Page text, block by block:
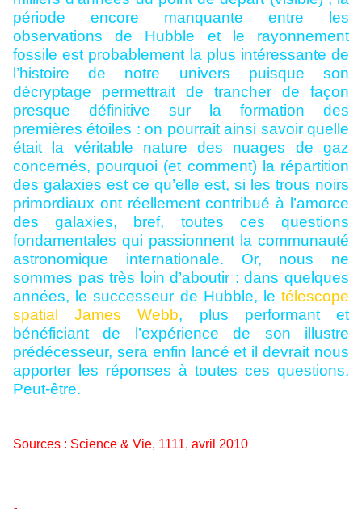
période encore manquante entre les
observations de Hubble et le rayonnement
fossile est probablement la plus intéressante de
l’histoire de notre univers puisque son
décryptage permettrait de trancher de façon
presque définitive sur la formation des
premières étoiles : on pourrait ainsi savoir quelle
était la véritable nature des nuages de gaz
concernés, pourquoi (et comment) la répartition
des galaxies est ce qu’elle est, si les trous noirs
primordiaux ont réellement contribué à l’amorce
des galaxies, bref, toutes ces questions
fondamentales qui passionnent la communauté
astronomique internationale. Or, nous ne
sommes pas très loin d’aboutir : dans quelques
années, le successeur de Hubble, le télescope
spatial James Webb, plus performant et
bénéficiant de l’expérience de son illustre
prédécesseur, sera enfin lancé et il devrait nous
apporter les réponses à toutes ces questions.
Peut-être.
Sources : Science & Vie, 1111, avril 2010